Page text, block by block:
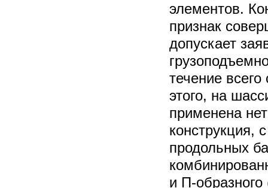
элементов.
признак
допускает
течение
этого, на
применена
конструкция,
продольных
и П-